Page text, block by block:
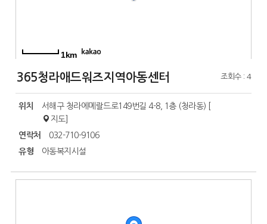
1km
365청라애드워즈지역아동센터 조회수 : 4
위치
서해구 청라에메랄드로149번길 4-8, 1층 (청라동) [
지도]
연락처
032-710-9106
유형
아동복지시설